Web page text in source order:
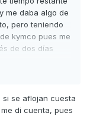
me daba algo de
pero teniendo
kymco pues me
de dos días
compra. Solo
se aflojan cuesta
di cuenta, pues